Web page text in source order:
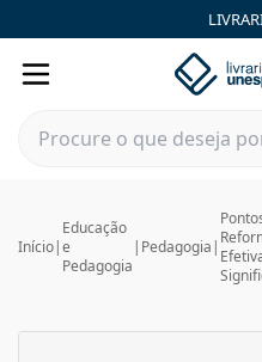
Início|
Educação
e
Pedagogia
| Pedagogia |